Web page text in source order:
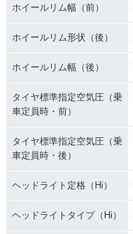
ホイールリム幅（前）
ホイールリム形状（後）
ホイールリム幅（後）
タイヤ標準指定空気圧（乗
車定員時・前）
タイヤ標準指定空気圧（乗
車定員時・後）
ヘッドライト定格（Hi）
ヘッドライトタイプ（Hi）